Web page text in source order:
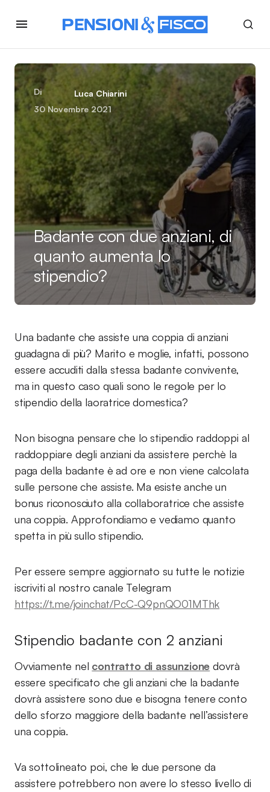
Di
Luca Chiarini
30 Novembre 2021
Badante con due anziani, di
quanto aumenta lo
stipendio?
Una badante che assiste una coppia di anziani
guadagna di più? Marito e moglie, infatti, possono
essere accuditi dalla stessa badante convivente,
ma in questo caso quali sono le regole per lo
stipendio della laoratrice domestica?
Non bisogna pensare che lo stipendio raddoppi al
raddoppiare degli anziani da assistere perchè la
paga della badante è ad ore e non viene calcolata
sulle persone che assiste. Ma esiste anche un
bonus riconosciuto alla collaboratrice che assiste
una coppia. Approfondiamo e vediamo quanto
spetta in più sullo stipendio.
Per essere sempre aggiornato su tutte le notizie
iscriviti al nostro canale Telegram
https://t.me/joinchat/PcC-Q9pnQO01MThk
Stipendio badante con 2 anziani
Ovviamente nel contratto di assunzione dovrà
essere specificato che gli anziani che la badante
dovrà assistere sono due e bisogna tenere conto
dello sforzo maggiore della badante nell’assistere
una coppia.
Va sottolineato poi, che le due persone da
assistere potrebbero non avere lo stesso livello di